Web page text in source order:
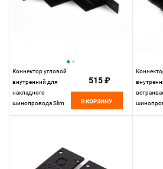
Коннектор угловой
внутренний для
накладного
шинопровода Slim
515 ₽
В КОРЗИНУ